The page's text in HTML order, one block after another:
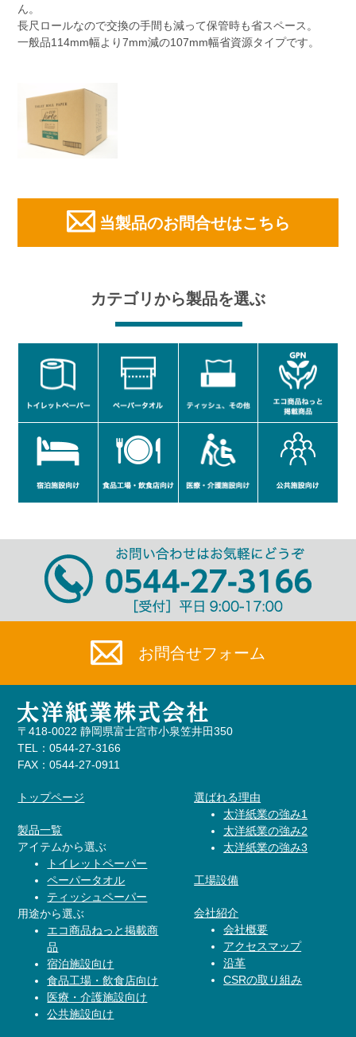
ん。
長尺ロールなので交換の手間も減って保管時も省スペース。
一般品114mm幅より7mm減の107mm幅省資源タイプです。
当製品のお問合せはこちら
カテゴリから製品を選ぶ
お問合せフォーム
〒418-0022 静岡県富士宮市小泉笠井田350
TEL：0544-27-3166
FAX：0544-27-0911
トップページ
製品一覧
アイテムから選ぶ
トイレットペーパー
ペーパータオル
ティッシュペーパー
用途から選ぶ
エコ商品ねっと掲載商
品
宿泊施設向け
食品工場・飲食店向け
医療・介護施設向け
公共施設向け
選ばれる理由
太洋紙業の強み1
太洋紙業の強み2
太洋紙業の強み3
工場設備
会社紹介
会社概要
アクセスマップ
沿革
CSRの取り組み